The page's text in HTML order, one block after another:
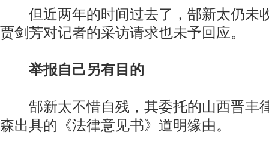
但近两年的时间过去了，郜新太仍未
贾剑芳对记者的采访请求也未予回应。
举报自己另有目的
郜新太不惜自残，其委托的山西晋丰
森出具的《法律意见书》道明缘由。